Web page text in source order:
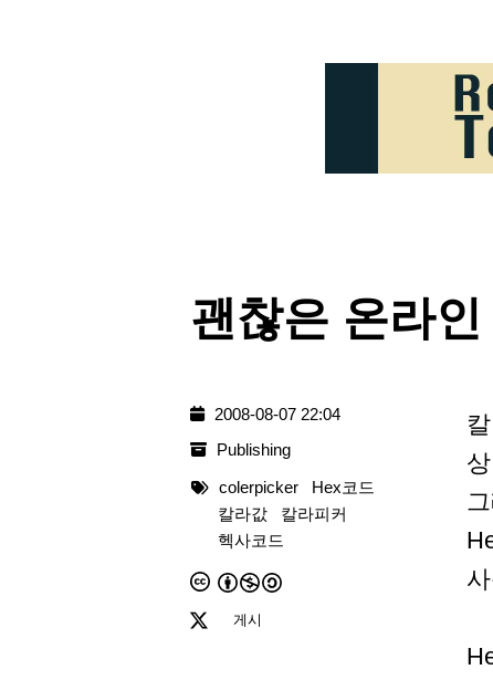
괜찮은 온라인
2008-08-07 22:04
Publishing
colerpicker
Hex코드
칼라값
칼라피커
헥사코드
게시